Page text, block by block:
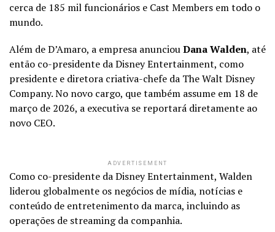
cerca de 185 mil funcionários e Cast Members em todo o
mundo.
Além de D’Amaro, a empresa anunciouDana Walden, até
então co-presidente da Disney Entertainment, como
presidente e diretora criativa-chefe da The Walt Disney
Company. No novo cargo, que também assume em 18 de
março de 2026, a executiva se reportará diretamente ao
novo CEO.
ADVERTISEMENT
Como co-presidente da Disney Entertainment, Walden
liderou globalmente os negócios de mídia, notícias e
conteúdo de entretenimento da marca, incluindo as
operações de streaming da companhia.